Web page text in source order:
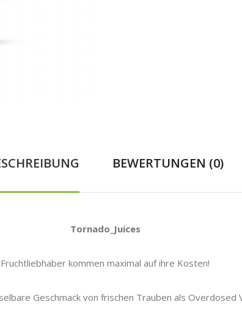
BEWERTUNGEN (0)
Tornado_Juices
Fruchtliebhaber kommen maximal auf ihre Kosten!
Geschmack von frischen Trauben als Overdosed